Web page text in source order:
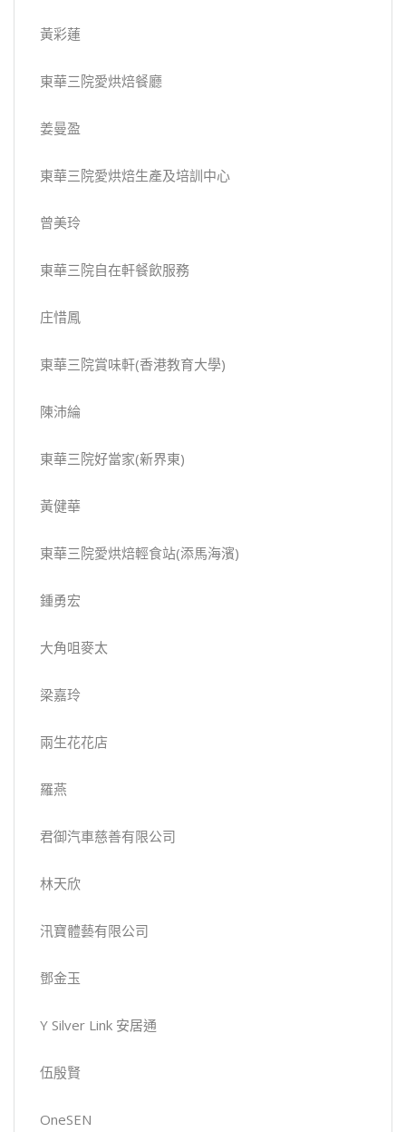
黃彩蓮
東華三院愛烘焙餐廳
姜曼盈
東華三院愛烘焙生產及培訓中心
曾美玲
東華三院自在軒餐飲服務
庄惜鳳
東華三院賞味軒(香港教育大學)
陳沛綸
東華三院好當家(新界東)
黃健華
東華三院愛烘焙輕食站(添馬海濱)
鍾勇宏
大角咀麥太
梁嘉玲
兩生花花店
羅燕
君御汽車慈善有限公司
林天欣
汛寶體藝有限公司
鄧金玉
Y Silver Link 安居通
伍殷賢
OneSEN